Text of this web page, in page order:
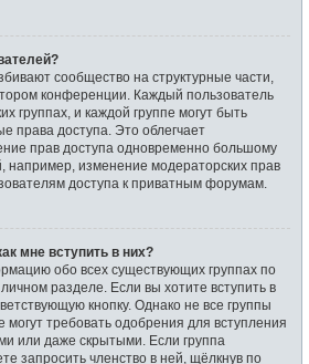
сообщество на структурные части,
конференции. Каждый пользователь
группах, и каждой группе могут быть
права доступа. Это облегчает
прав доступа одновременно большому
например, изменение модераторских прав
доступа к приватным форумам.
мне вступить в них?
обо всех существующих группах по
разделе. Если вы хотите вступить в
кнопку. Однако не все группы
требовать одобрения для вступления
или даже скрытыми. Если группа
запросить членство в ней, щёлкнув по